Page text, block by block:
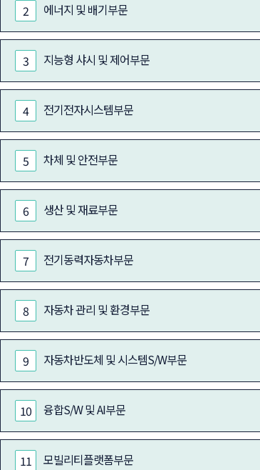
2 에너지 및 배기부문
3 지능형 샤시 및 제어부문
4 전기전자시스템부문
5 차체 및 안전부문
6 생산 및 재료부문
7 전기동력자동차부문
8 자동차 관리 및 환경부문
9 자동차반도체 및 시스템S/W부문
10 융합S/W 및 AI부문
11 모빌리티플랫폼부문